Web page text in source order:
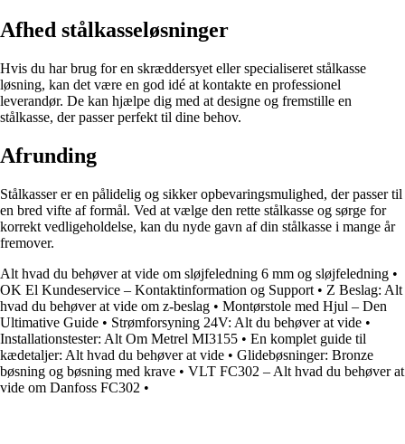
Afhed stålkasseløsninger
Hvis du har brug for en skræddersyet eller specialiseret stålkasse
løsning, kan det være en god idé at kontakte en professionel
leverandør. De kan hjælpe dig med at designe og fremstille en
stålkasse, der passer perfekt til dine behov.
Afrunding
Stålkasser er en pålidelig og sikker opbevaringsmulighed, der passer til
en bred vifte af formål. Ved at vælge den rette stålkasse og sørge for
korrekt vedligeholdelse, kan du nyde gavn af din stålkasse i mange år
fremover.
Alt hvad du behøver at vide om sløjfeledning 6 mm og sløjfeledning •
OK El Kundeservice – Kontaktinformation og Support • Z Beslag: Alt
hvad du behøver at vide om z-beslag • Montørstole med Hjul – Den
Ultimative Guide • Strømforsyning 24V: Alt du behøver at vide •
Installationstester: Alt Om Metrel MI3155 • En komplet guide til
kædetaljer: Alt hvad du behøver at vide • Glidebøsninger: Bronze
bøsning og bøsning med krave • VLT FC302 – Alt hvad du behøver at
vide om Danfoss FC302 •